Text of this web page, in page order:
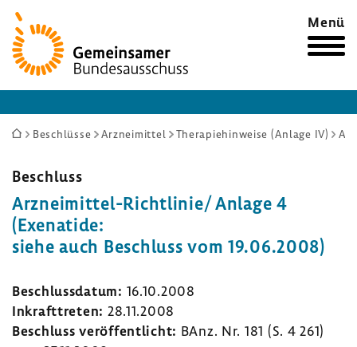
Zur
Startseite
Menü
Sie
hier:
Beschlüsse Arzneimittel Therapiehinweise (Anlage IV)
Beschluss
Arzneimittel-​Richtlinie/ Anlage 4
(Exena­tide:
siehe auch Beschluss vom 19.06.2008)
Beschluss­datum: 16.10.2008
Inkraft­treten: 28.11.2008
Beschluss veröf­fent­licht: BAnz. Nr. 181 (S. 4 261)